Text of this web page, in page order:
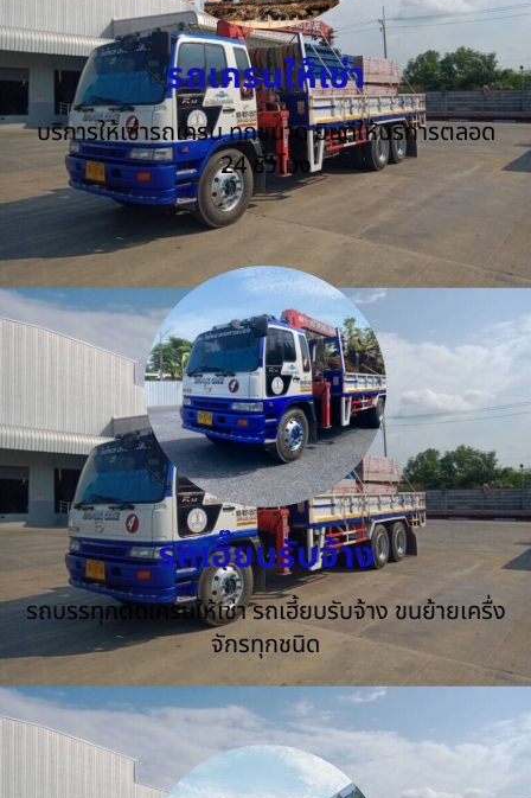
รถเครนให้เช่า
บริการให้เช่ารถเครน ทุกขนาด ยินดีให้บริการตลอด
24 ชั่วโมง
รถเฮี๊ยบรับจ้าง
รถบรรทุกติดเครนให้เช่า รถเฮี้ยบรับจ้าง ขนย้ายเครื่ง
จักรทุกชนิด